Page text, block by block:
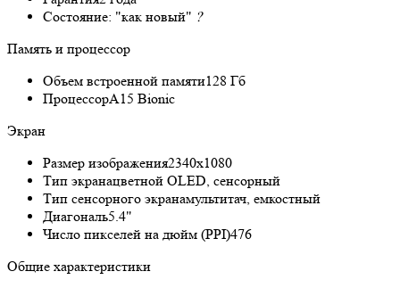
Состояние: "как новый" ?
Память и процессор
Объем встроенной памяти128 Гб
ПроцессорA15 Bionic
Экран
Размер изображения2340x1080
Тип экранацветной OLED, сенсорный
Тип сенсорного экранамультитач, емкостный
Диагональ5.4"
Число пикселей на дюйм (PPI)476
Общие характеристики